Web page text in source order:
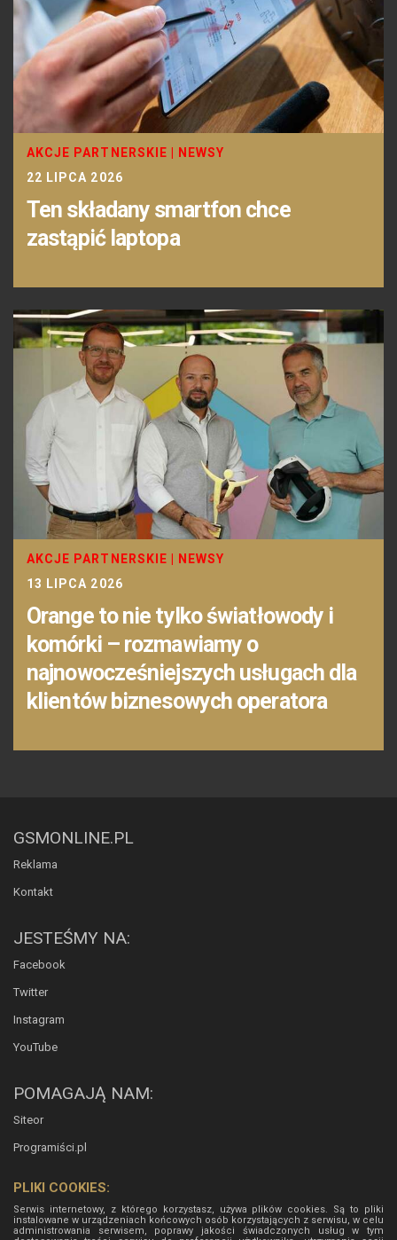
AKCJE PARTNERSKIE
NEWSY
22 LIPCA 2026
Ten składany smartfon chce
zastąpić laptopa
AKCJE PARTNERSKIE
NEWSY
13 LIPCA 2026
Orange to nie tylko światłowody i
komórki – rozmawiamy o
najnowocześniejszych usługach dla
klientów biznesowych operatora
GSMONLINE.PL
Reklama
Kontakt
JESTEŚMY NA:
Facebook
Twitter
Instagram
YouTube
POMAGAJĄ NAM:
Siteor
Programiści.pl
PLIKI COOKIES:
Serwis internetowy, z którego korzystasz, używa plików cookies. Są to pliki
instalowane w urządzeniach końcowych osób korzystających z serwisu, w celu
administrowania serwisem, poprawy jakości świadczonych usług w tym